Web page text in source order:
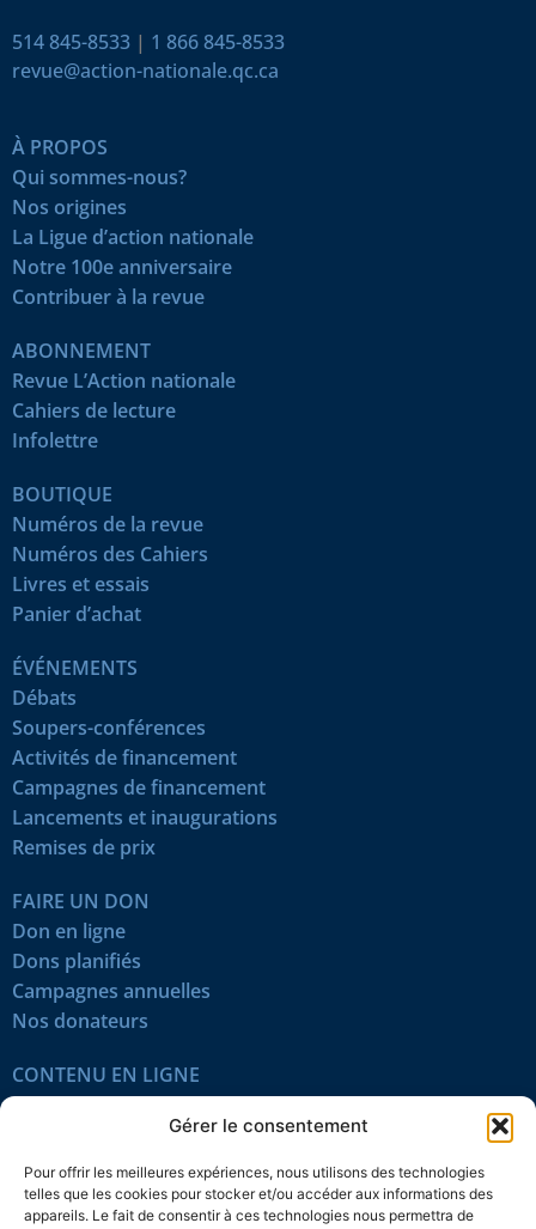
Gérer le consentement
Pour offrir les meilleures expériences, nous utilisons des technologies
telles que les cookies pour stocker et/ou accéder aux informations des
appareils. Le fait de consentir à ces technologies nous permettra de
514 845-8533 | 1 866 845-8533
revue@action-nationale.qc.ca
À PROPOS
Qui sommes-nous?
Nos origines
La Ligue d’action nationale
Notre 100e anniversaire
Contribuer à la revue
ABONNEMENT
Revue L’Action nationale
Cahiers de lecture
Infolettre
BOUTIQUE
Numéros de la revue
Numéros des Cahiers
Livres et essais
Panier d’achat
ÉVÉNEMENTS
Débats
Soupers-conférences
Activités de financement
Campagnes de financement
Lancements et inaugurations
Remises de prix
FAIRE UN DON
Don en ligne
Dons planifiés
Campagnes annuelles
Nos donateurs
CONTENU EN LIGNE
Tous les articles
Œuvres du mois
En vidéo